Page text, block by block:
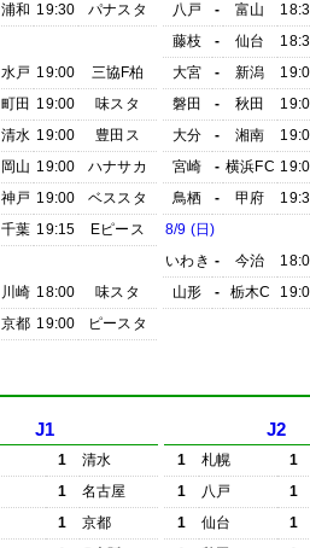
浦和 19:30
パナスタ
水戸 19:00
三協F柏
町田 19:00
味スタ
清水 19:00
豊田ス
岡山 19:00
ハナサカ
神戸 19:00
ベススタ
千葉 19:15
Eピース
川崎 18:00
味スタ
京都 19:00 ピースタ
八戸
- 富山
藤枝
- 仙台
大宮
- 新潟
磐田
- 秋田
大分
- 湘南
宮崎
- 横浜FC
鳥栖
- 甲府
8/9 (日)
いわき - 今治
山形
- 栃木C
J1
1
清水
1
名古屋
1
京都
J2
1 札幌
1
1
八戸
1
1
仙台
1